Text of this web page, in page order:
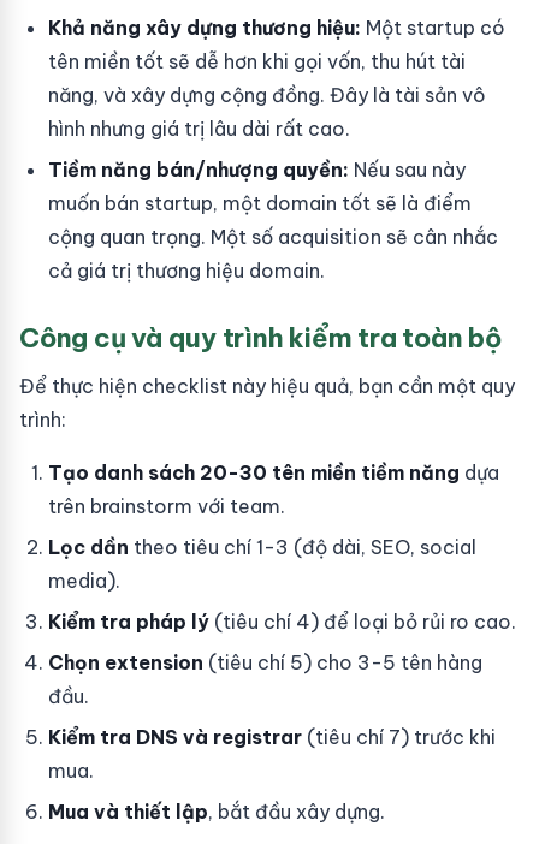
Khả năng xây dựng thương hiệu: Một startup có
tên miền tốt sẽ dễ hơn khi gọi vốn, thu hút tài
năng, và xây dựng cộng đồng. Đây là tài sản vô
hình nhưng giá trị lâu dài rất cao.
Tiềm năng bán/nhượng quyền: Nếu sau này
muốn bán startup, một domain tốt sẽ là điểm
cộng quan trọng. Một số acquisition sẽ cân nhắc
cả giá trị thương hiệu domain.
Công cụ và quy trình kiểm tra toàn bộ
Để thực hiện checklist này hiệu quả, bạn cần một quy
trình:
Tạo danh sách 20-30 tên miền tiềm năng dựa
trên brainstorm với team.
Lọc dần theo tiêu chí 1-3 (độ dài, SEO, social
media).
Kiểm tra pháp lý (tiêu chí 4) để loại bỏ rủi ro cao.
Chọn extension (tiêu chí 5) cho 3-5 tên hàng
đầu.
Kiểm tra DNS và registrar (tiêu chí 7) trước khi
mua.
Mua và thiết lập, bắt đầu xây dựng.